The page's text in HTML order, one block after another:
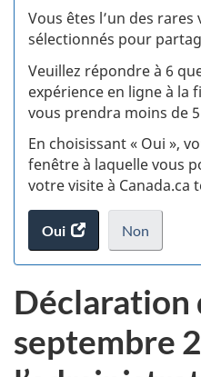
Vous êtes l’un des
sélectionnés pour
Veuillez répondre à 6
expérience en ligne à la
vous prendra moins de
En choisissant « Oui »,
fenêtre à laquelle vous
votre visite à Canada.ca
Oui
accéder
au
Non
je
veux
pas
participer
au
.
Déclaration
septembre